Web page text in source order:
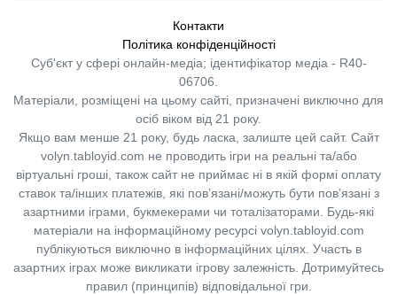
Контакти
Політика конфіденційності
Суб'єкт у сфері онлайн-медіа; ідентифікатор медіа - R40-
06706.
Матеріали, розміщені на цьому сайті, призначені виключно для
осіб віком від 21 року.
Якщо вам менше 21 року, будь ласка, залиште цей сайт. Сайт
volyn.tabloyid.com не проводить ігри на реальні та/або
віртуальні гроші, також сайт не приймає ні в якій формі оплату
ставок та/інших платежів, які пов’язані/можуть бути пов’язані з
азартними іграми, букмекерами чи тоталізаторами. Будь-які
матеріали на інформаційному ресурсі volyn.tabloyid.com
публікуються виключно в інформаційних цілях. Участь в
азартних іграх може викликати ігрову залежність. Дотримуйтесь
правил (принципів) відповідальної гри.